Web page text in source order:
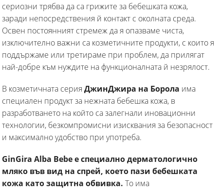
сериозни трябва да са грижите за бебешката кожа,
заради непосредствения й контакт с околната среда.
Освен постоянният стремеж да я опазваме чиста,
изключително важни са козметичните продукти, с които я
поддържаме или третираме при проблем, да прилягат
най-добре към нуждите на функционалната й незрялост.
В козметичната серия ДжинДжира на Борола има
специален продукт за нежната бебешка кожа, в
разработването на който са залегнали иновационни
технологии, безкомпромисни изисквания за безопасност
и максимално удобство при употреба.
GinGira Alba Bebe е специално дерматологично
мляко във вид на спрей, което пази бебешката
кожа като защитна обвивка. То има